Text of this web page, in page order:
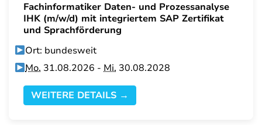
Fachinformatiker Daten- und Prozessanalyse
IHK (m/w/d) mit integriertem SAP Zertifikat
und Sprachförderung
Ort: bundesweit
Mo. 31.08.2026 -Mi. 30.08.2028
WEITERE DETAILS →